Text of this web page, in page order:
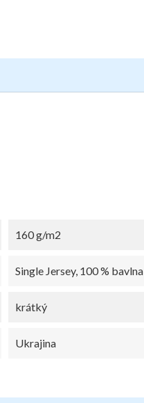
160 g/m2
Single Jersey, 100 % bavlna
krátký
Ukrajina